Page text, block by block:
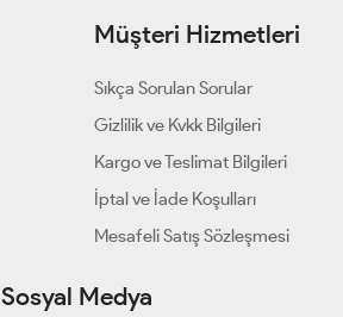
Müşteri Hizmetleri
Sıkça Sorulan Sorular
Gizlilik ve Kvkk Bilgileri
Kargo ve Teslimat Bilgileri
İptal ve İade Koşulları
Mesafeli Satış Sözleşmesi
Sosyal Medya